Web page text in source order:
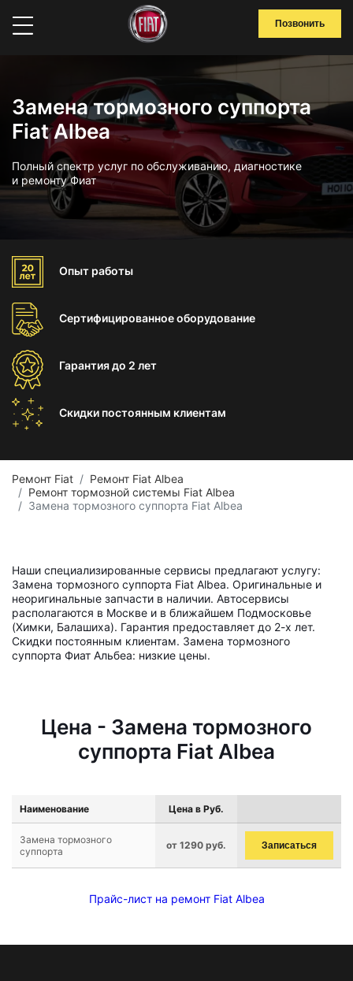
Позвонить
Замена тормозного суппорта
Fiat Albea
Полный спектр услуг по обслуживанию, диагностике
и ремонту Фиат
Опыт работы
Сертифицированноеоборудование
Гарантиядо 2 лет
Скидки постоянным клиентам
Ремонт Fiat
Ремонт Fiat Albea
Ремонт тормозной системы Fiat Albea
Замена тормозного суппорта Fiat Albea
Наши специализированные сервисы предлагают услугу:
Замена тормозного суппорта Fiat Albea. Оригинальные и
неоригинальные запчасти в наличии. Автосервисы
располагаются в Москве и в ближайшем Подмосковье
(Химки, Балашиха). Гарантия предоставляет до 2-х лет.
Скидки постоянным клиентам. Замена тормозного
суппорта Фиат Альбеа: низкие цены.
Цена - Замена тормозного
суппорта Fiat Albea
Наименование Цена в Руб.
Замена тормозного
суппорта
от 1290 руб. Записаться
Прайс-лист на ремонт Fiat Albea